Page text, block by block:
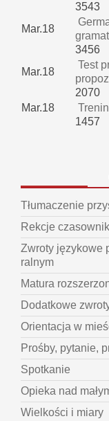
3543
Mar.18
3456
Mar.18
Test
2070
Mar.18
1457
Tłumaczenie
Rekcje
Zwroty językowe
ralnym
Matura
Dodatkowe
Orientacja w
Prośby, pytanie,
Spotkanie
Opieka nad
Wielkości i miary